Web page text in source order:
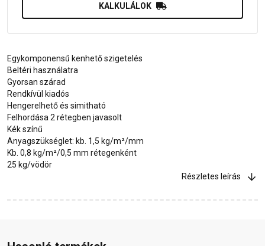
KALKULÁLOK
Egykomponensű kenhető szigetelés
Beltéri használatra
Gyorsan szárad
Rendkívül kiadós
Hengerelhető és simitható
Felhordása 2 rétegben javasolt
Kék színű
Anyagszükséglet: kb. 1,5 kg/m²/mm
Kb. 0,8 kg/m²/0,5 mm rétegenként
25 kg/vödör
Részletes leírás